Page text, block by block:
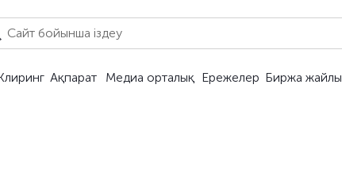
Ақпарат Медиа орталық Ережелер Биржа жайлы